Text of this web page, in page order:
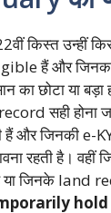
किस्त उन्हीं
हैं और
का छोटा या बड़ा
सही होना
और जिनकी e-
रहती है। वहीं
या जिनके land
hold